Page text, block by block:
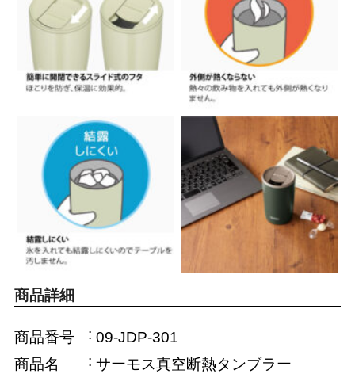
商品詳細
商品番号
09-JDP-301
商品名
サーモス真空断熱タンブラー